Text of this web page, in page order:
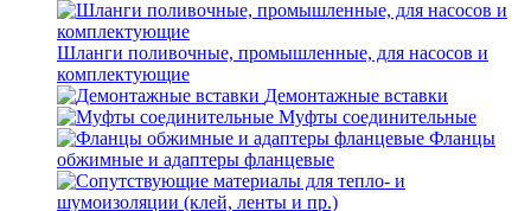
Шланги поливочные, промышленные, для насосов и
комплектующие
Демонтажные вставки
Муфты соединительные
Фланцы
обжимные и адаптеры фланцевые